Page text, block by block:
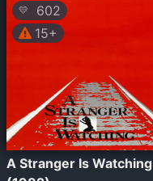
💛
602
15+
A Stranger Is Watching